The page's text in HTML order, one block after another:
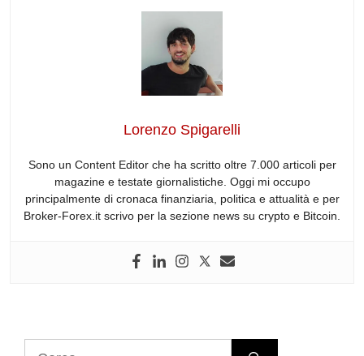
d
t
e
a
d
s
at
A
p
p
Lorenzo Spigarelli
Sono un Content Editor che ha scritto oltre 7.000 articoli per
magazine e testate giornalistiche. Oggi mi occupo
principalmente di cronaca finanziaria, politica e attualità e per
Broker-Forex.it scrivo per la sezione news su crypto e Bitcoin.